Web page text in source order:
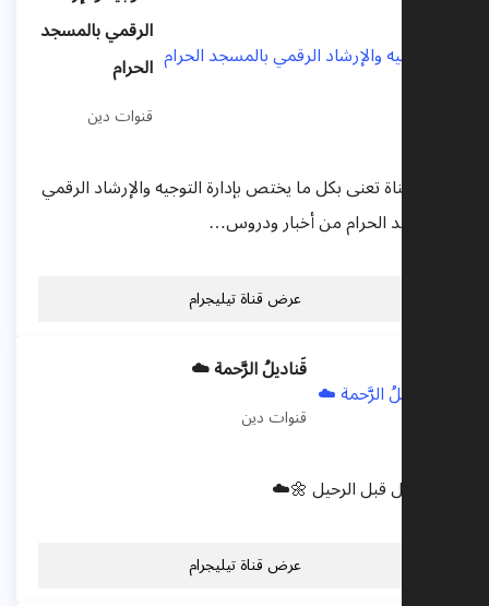
الرقمي بالمسجد
الحرام
قنوات دين
هذه القناة تعنى بكل ما يختص بإدارة التوجيه والإرشاد الرقمي
بالمسجد الحرام من أخبار ودروس…
عرض قناة تيليجرام
قَناديلُ الرَّحمة ☁️
قنوات دين
أثر جميل قبل الرحيل 🌼☁️
عرض قناة تيليجرام